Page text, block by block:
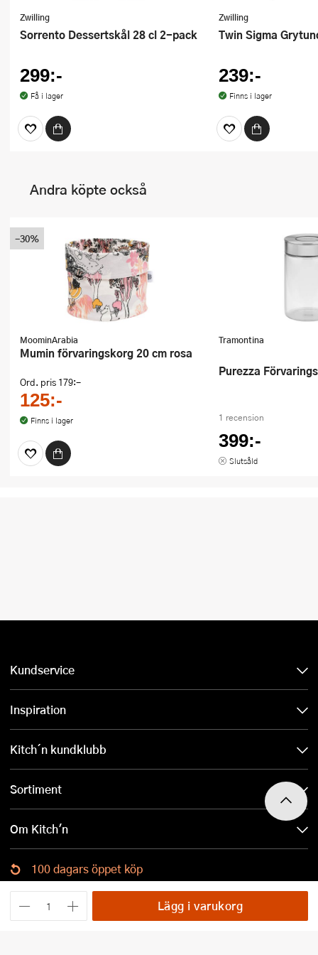
Lägg i varukorg
Zwilling
Sorrento Dessertskål 28 cl 2-pack
299:-
Få i lager
Zwilling
Twin Sigma
239:-
Finns i lager
Andra köpte också
MoominArabia
Mumin förvaringskorg 20 cm rosa
Ord. pris 179:-
125:-
Finns i lager
-30%
Tramontina
Purezza
1 recension
399:-
Slutsåld
Kundservice
Inspiration
Kitch´n kundklubb
Sortiment
Om Kitch'n
100 dagars öppet köp
Ladda ned Kitch´n-appen